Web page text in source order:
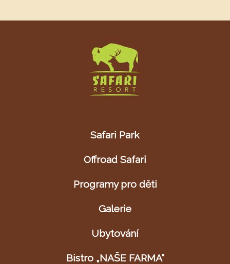
Safari Park
Offroad Safari
Programy pro děti
Galerie
Ubytování
Bistro „NAŠE FARMA“